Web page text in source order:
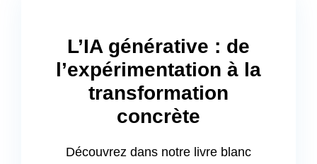
L’IA générative : de
l’expérimentation à la
transformation
concrète
Découvrez dans notre livre blanc